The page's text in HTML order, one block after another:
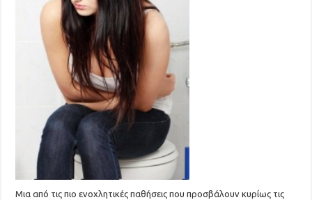
Μια από τις πιο ενοχλητικές παθήσεις που προσβάλουν κυρίως τις